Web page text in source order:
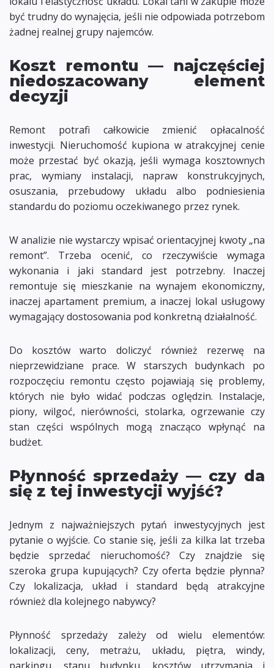
być trudny do wynajęcia, jeśli nie odpowiada potrzebom
żadnej realnej grupy najemców.
Koszt remontu — najczęściej
niedoszacowany element
decyzji
Remont potrafi całkowicie zmienić opłacalność
inwestycji. Nieruchomość kupiona w atrakcyjnej cenie
może przestać być okazją, jeśli wymaga kosztownych
prac, wymiany instalacji, napraw konstrukcyjnych,
osuszania, przebudowy układu albo podniesienia
standardu do poziomu oczekiwanego przez rynek.
W analizie nie wystarczy wpisać orientacyjnej kwoty „na
remont”. Trzeba ocenić, co rzeczywiście wymaga
wykonania i jaki standard jest potrzebny. Inaczej
remontuje się mieszkanie na wynajem ekonomiczny,
inaczej apartament premium, a inaczej lokal usługowy
wymagający dostosowania pod konkretną działalność.
Do kosztów warto doliczyć również rezerwę na
nieprzewidziane prace. W starszych budynkach po
rozpoczęciu remontu często pojawiają się problemy,
których nie było widać podczas oględzin. Instalacje,
piony, wilgoć, nierówności, stolarka, ogrzewanie czy
stan części wspólnych mogą znacząco wpłynąć na
budżet.
Płynność sprzedaży — czy da
się z tej inwestycji wyjść?
Jednym z najważniejszych pytań inwestycyjnych jest
pytanie o wyjście. Co stanie się, jeśli za kilka lat trzeba
będzie sprzedać nieruchomość? Czy znajdzie się
szeroka grupa kupujących? Czy oferta będzie płynna?
Czy lokalizacja, układ i standard będą atrakcyjne
również dla kolejnego nabywcy?
Płynność sprzedaży zależy od wielu elementów:
lokalizacji, ceny, metrażu, układu, piętra, windy,